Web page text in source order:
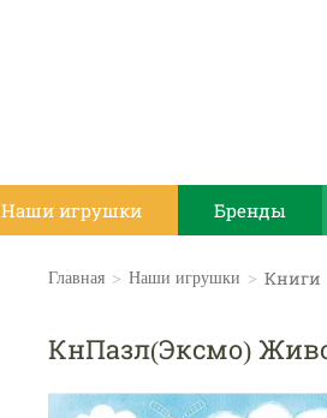
Наши игрушки Бренды
Главная > Наши игрушки > Книги
КнПазл(Эксмо)